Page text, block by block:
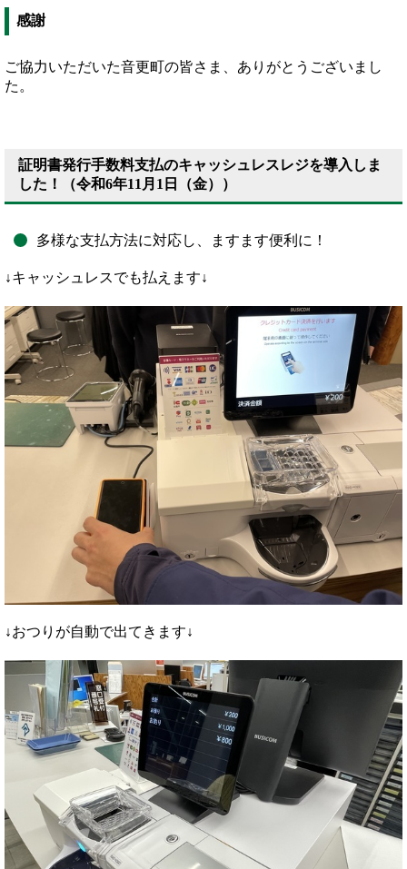
感謝
ご協力いただいた音更町の皆さま、ありがとうございまし
た。
証明書発行手数料支払のキャッシュレスレジを導入しま
した！（令和6年11月1日（金））
多様な支払方法に対応し、ますます便利に！
↓キャッシュレスでも払えます↓
↓おつりが自動で出てきます↓